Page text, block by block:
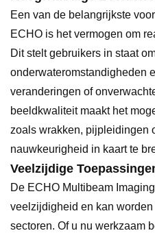
Een van de belangrijkste
ECHO is het vermogen om
Dit stelt gebruikers in staat
onderwateromstandigheden
veranderingen of
beeldkwaliteit maakt het
zoals wrakken, pijpleidingen
nauwkeurigheid in kaart te
Veelzijdige
De ECHO Multibeam
veelzijdigheid en kan
sectoren. Of u nu werkzaam